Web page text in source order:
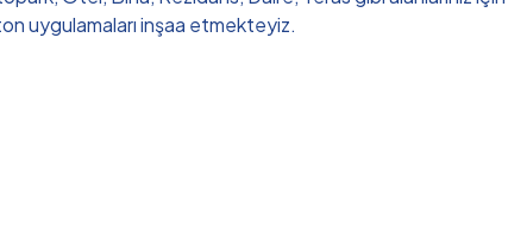
uygulamaları inşaa etmekteyiz.